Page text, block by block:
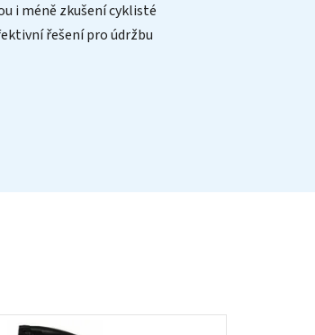
i méně zkušení cyklisté
řešení pro údržbu